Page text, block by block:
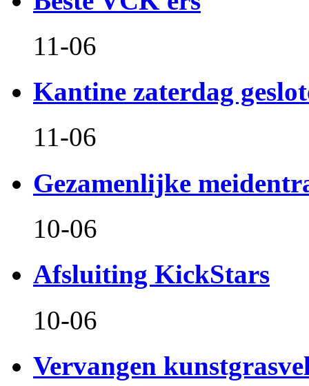
11-06
Kantine zaterdag
11-06
Gezamenlijke
10-06
Afsluiting KickStars
10-06
Vervangen